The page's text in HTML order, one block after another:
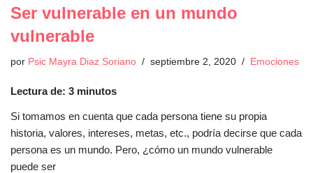
Ser vulnerable en un mundo
vulnerable
por Psic Mayra Diaz Soriano septiembre 2, 2020 Emociones
Lectura de: 3 minutos
Si tomamos en cuenta que cada persona tiene su propia
historia, valores, intereses, metas, etc., podría decirse que cada
persona es un mundo. Pero, ¿cómo un mundo vulnerable
puede ser